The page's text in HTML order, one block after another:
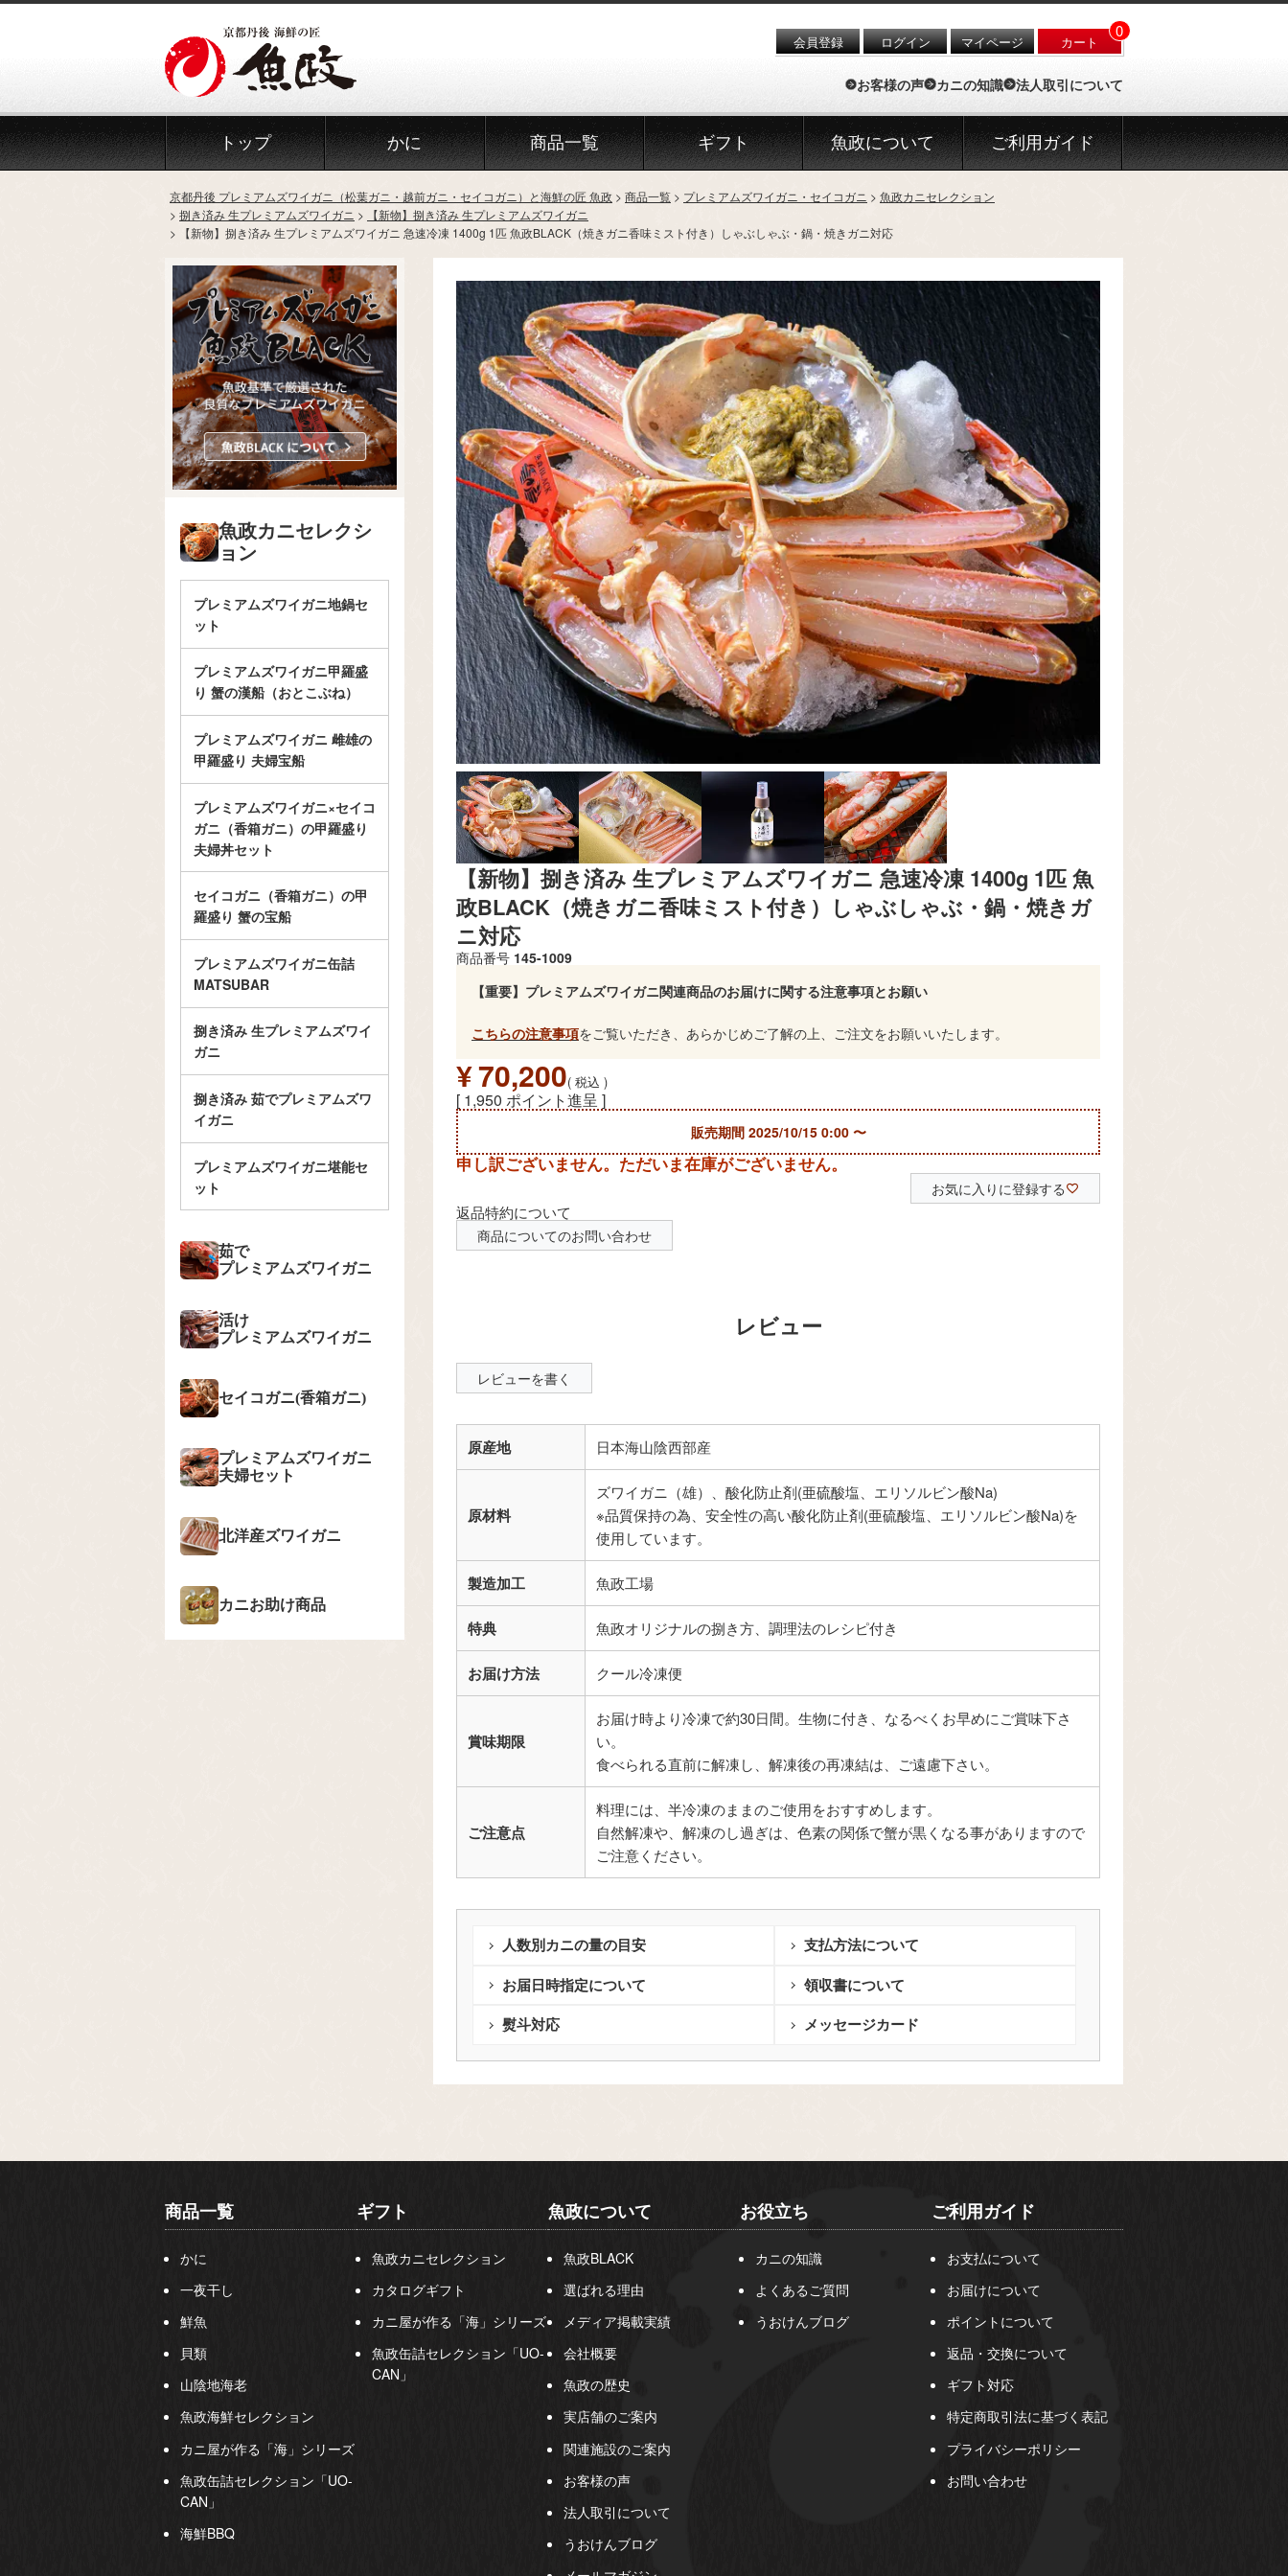
会員登録 ログイン マイページ カート
0
お客様の声 カニの知識 法人取引について
トップ かに 商品一覧 ギフト 魚政について ご利用ガイド
京都丹後 プレミアムズワイガニ（松葉ガニ・越前ガニ・セイコガニ）と海鮮の匠 魚政 商品一覧 プレミアムズワイガニ・セイコガニ
魚政カニセレクション
捌き済み 生プレミアムズワイガニ
【新物】捌き済み 生プレミアムズワイガニ
【新物】捌き済み 生プレミアムズワイガニ 急速冷凍 1400g 1匹 魚政BLACK（焼きガニ香味ミスト付き）しゃぶしゃぶ・鍋・焼きガニ対応
魚政カニセレクシ
ョン
プレミアムズワイガニ地鍋セ
ット
プレミアムズワイガニ甲羅盛
り 蟹の漢船（おとこぶね）
プレミアムズワイガニ 雌雄の
甲羅盛り 夫婦宝船
プレミアムズワイガニ×セイコ
ガニ（香箱ガニ）の甲羅盛り
夫婦丼セット
セイコガニ（香箱ガニ）の甲
羅盛り 蟹の宝船
プレミアムズワイガニ缶詰
MATSUBAR
捌き済み 生プレミアムズワイ
ガニ
捌き済み 茹でプレミアムズワ
イガニ
プレミアムズワイガニ堪能セ
ット
茹で
プレミアムズワイガニ
活け
プレミアムズワイガニ
セイコガニ(香箱ガニ)
プレミアムズワイガニ
夫婦セット
北洋産ズワイガニ
カニお助け商品
【新物】捌き済み 生プレミアムズワイガニ 急速冷凍 1400g 1匹 魚
政BLACK（焼きガニ香味ミスト付き）しゃぶしゃぶ・鍋・焼きガ
ニ対応
商品番号 145-1009
【重要】プレミアムズワイガニ関連商品のお届けに関する注意事項とお願い
こちらの注意事項をご覧いただき、あらかじめご了解の上、ご注文をお願いいたします。
¥70,200 税込
[ 1,950 ポイント進呈 ]
販売期間 2025/10/15 0:00 〜
申し訳ございません。ただいま在庫がございません。
お気に入りに登録する
返品特約について
商品についてのお問い合わせ
レビューを書く
原産地 日本海山陰西部産
原材料
ズワイガニ（雄）、酸化防止剤(亜硫酸塩、エリソルビン酸Na)
※品質保持の為、安全性の高い酸化防止剤(亜硫酸塩、エリソルビン酸Na)を
使用しています。
製造加工 魚政工場
特典 魚政オリジナルの捌き方、調理法のレシピ付き
お届け方法 クール冷凍便
賞味期限
お届け時より冷凍で約30日間。生物に付き、なるべくお早めにご賞味下さ
い。
食べられる直前に解凍し、解凍後の再凍結は、ご遠慮下さい。
ご注意点
料理には、半冷凍のままのご使用をおすすめします。
自然解凍や、解凍のし過ぎは、色素の関係で蟹が黒くなる事がありますので
ご注意ください。
人数別カニの量の目安
支払方法について
お届日時指定について
領収書について
熨斗対応
メッセージカード
商品一覧
かに
一夜干し
鮮魚
貝類
山陰地海老
魚政海鮮セレクション
カニ屋が作る「海」シリーズ
魚政缶詰セレクション「UO-
CAN」
海鮮BBQ
ギフト
魚政カニセレクション
カタログギフト
カニ屋が作る「海」シリーズ
魚政缶詰セレクション「UO-
CAN」
魚政について
魚政BLACK
選ばれる理由
メディア掲載実績
会社概要
魚政の歴史
実店舗のご案内
関連施設のご案内
お客様の声
法人取引について
うおけんブログ
お役立ち
カニの知識
よくあるご質問
うおけんブログ
ご利用ガイド
お支払について
お届けについて
ポイントについて
返品・交換について
ギフト対応
特定商取引法に基づく表記
プライバシーポリシー
お問い合わせ